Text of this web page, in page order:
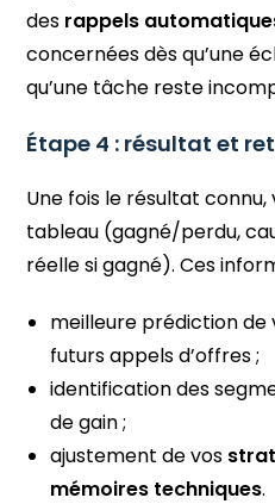
des rappels
concernées dès qu’une
qu’une tâche reste
Étape 4 : résultat et
Une fois le résultat
tableau (gagné/perdu,
réelle si gagné). Ces
meilleure prédiction de
futurs appels d’offres ;
identification des
de gain ;
ajustement de vos
mémoires techniques.